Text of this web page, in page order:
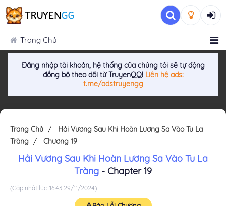
Trang Chủ
Đăng nhập tài khoản, hệ thống của chúng tôi sẽ tự động
đồng bộ theo dõi từ TruyenQQ! Liên hệ ads:
t.me/adstruyengg
Trang Chủ
Hải Vương Sau Khi Hoàn Lương Sa Vào Tu La
Tràng
Chương 19
Hải Vương Sau Khi Hoàn Lương Sa Vào Tu La
Tràng - Chapter 19
(Cập nhật lúc: 16:43 29/11/2024)